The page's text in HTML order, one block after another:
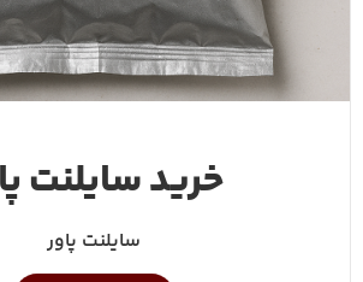
خرید سایلنت
سایلنت پاور